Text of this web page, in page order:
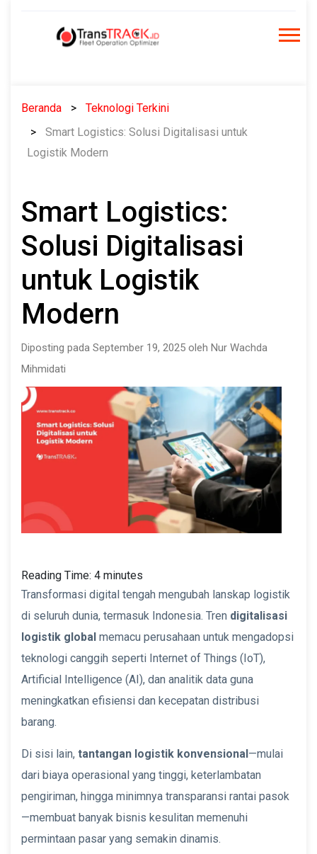
Beranda
Teknologi Terkini
Smart Logistics: Solusi Digitalisasi untuk
Logistik Modern
Smart Logistics:
Solusi Digitalisasi
untuk Logistik
Modern
Diposting pada September 19, 2025 oleh Nur Wachda
Mihmidati
Reading Time: 4 minutes
Transformasi digital tengah mengubah lanskap logistik
di seluruh dunia, termasuk Indonesia. Tren digitalisasi
logistik global memacu perusahaan untuk mengadopsi
teknologi canggih seperti Internet of Things (IoT),
Artificial Intelligence (AI), dan analitik data guna
meningkatkan efisiensi dan kecepatan distribusi
barang.
Di sisi lain, tantangan logistik konvensional—mulai
dari biaya operasional yang tinggi, keterlambatan
pengiriman, hingga minimnya transparansi rantai pasok
—membuat banyak bisnis kesulitan memenuhi
permintaan pasar yang semakin dinamis.